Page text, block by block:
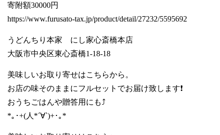
寄附額30000円
https://www.furusato-tax.jp/product/detail/27232/5595692
うどんちり本家 にし家心斎橋本店
大阪市中央区東心斎橋1-18-18
美味しいお取り寄せはこちらから。
お店の味そのままにフルセットでお届け致します❗️
おうちごはんや贈答用にも⤴️
*｡･+(人*´∀`)+･｡*